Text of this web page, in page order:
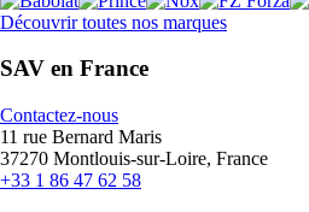
Découvrir toutes nos marques
SAV en France
Contactez-nous
11 rue Bernard Maris
37270 Montlouis-sur-Loire, France
+33 1 86 47 62 58